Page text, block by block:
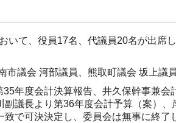
いて、役員17名、代議員20名が出席
議会 河部議員、熊取町議会 坂上議
35年度会計決算報告、井久保幹事兼会
副議長より第36年度会計予算（案）、
で可決決定し、委員会は無事に終了